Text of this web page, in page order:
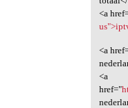
<a
<a
<a
href="